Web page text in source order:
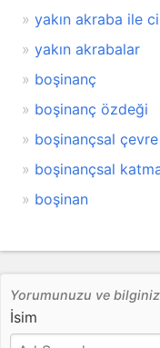
yakın akraba ile
yakın akrabalar
boşinanç
boşinanç özdeği
boşinançsal çevre
boşinançsal
boşinan
Yorumunuzu ve
İsim